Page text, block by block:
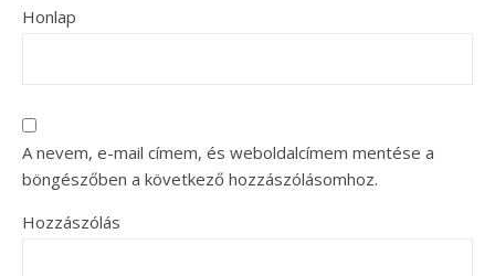
Honlap
A nevem, e-mail címem, és weboldalcímem mentése a
böngészőben a következő hozzászólásomhoz.
Hozzászólás